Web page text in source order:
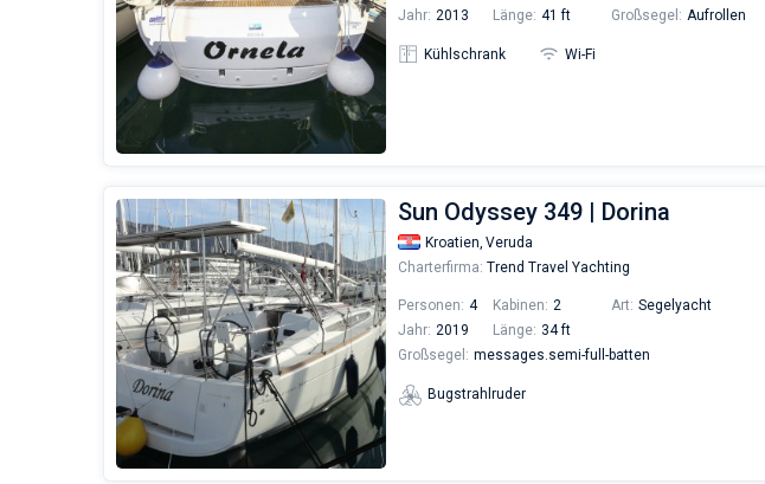
Jahr: 2013 Länge: 41 ft Großsegel: Aufrollen
Kühlschrank Wi-Fi
Sun Odyssey 349 | Dorina
Kroatien, Veruda
Charterfirma: Trend Travel Yachting
Personen: 4 Kabinen: 2 Art: Segelyacht
Jahr: 2019 Länge: 34 ft
Großsegel: messages.semi-full-batten
Bugstrahlruder